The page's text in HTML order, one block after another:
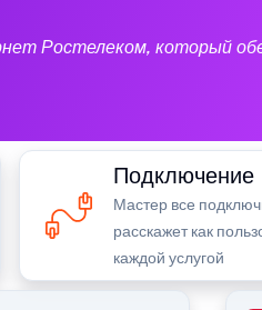
Ростелеком, который
Подключение
Мастер все
расскажет как
каждой услугой